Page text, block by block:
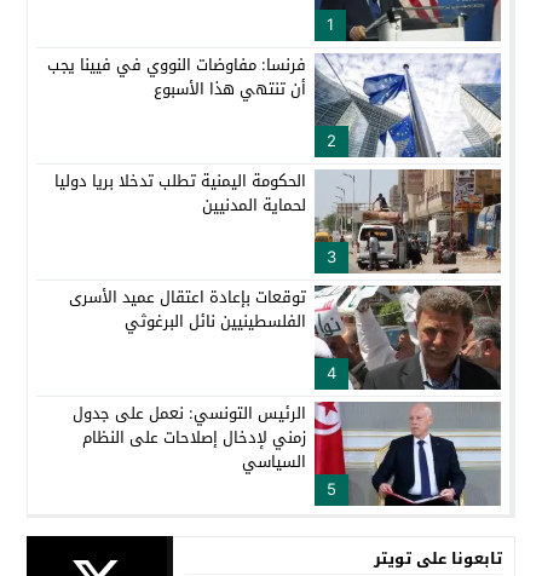
1
2
فرنسا: مفاوضات النووي في فيينا يجب
أن تنتهي هذا الأسبوع
3
الحكومة اليمنية تطلب تدخلا بريا دوليا
لحماية المدنيين
4
توقعات بإعادة اعتقال عميد الأسرى
الفلسطينيين نائل البرغوثي
5
الرئيس التونسي: نعمل على جدول
زمني لإدخال إصلاحات على النظام
السياسي
تابعونا على تويتر